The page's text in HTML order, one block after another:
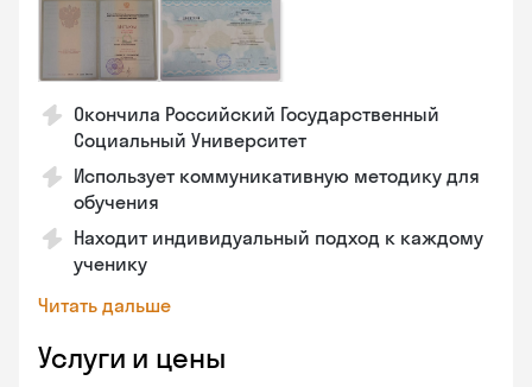
Окончила Российский Государственный
Социальный Университет
Использует коммуникативную методику для
обучения
Находит индивидуальный подход к каждому
ученику
Читать дальше
Услуги и цены